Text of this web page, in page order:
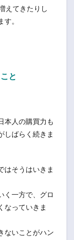
えてきたりし
。
と
本人の購買力も
しばらく続きま
はそうはいきま
く一方で、グロ
なっていきま
ないことがハン